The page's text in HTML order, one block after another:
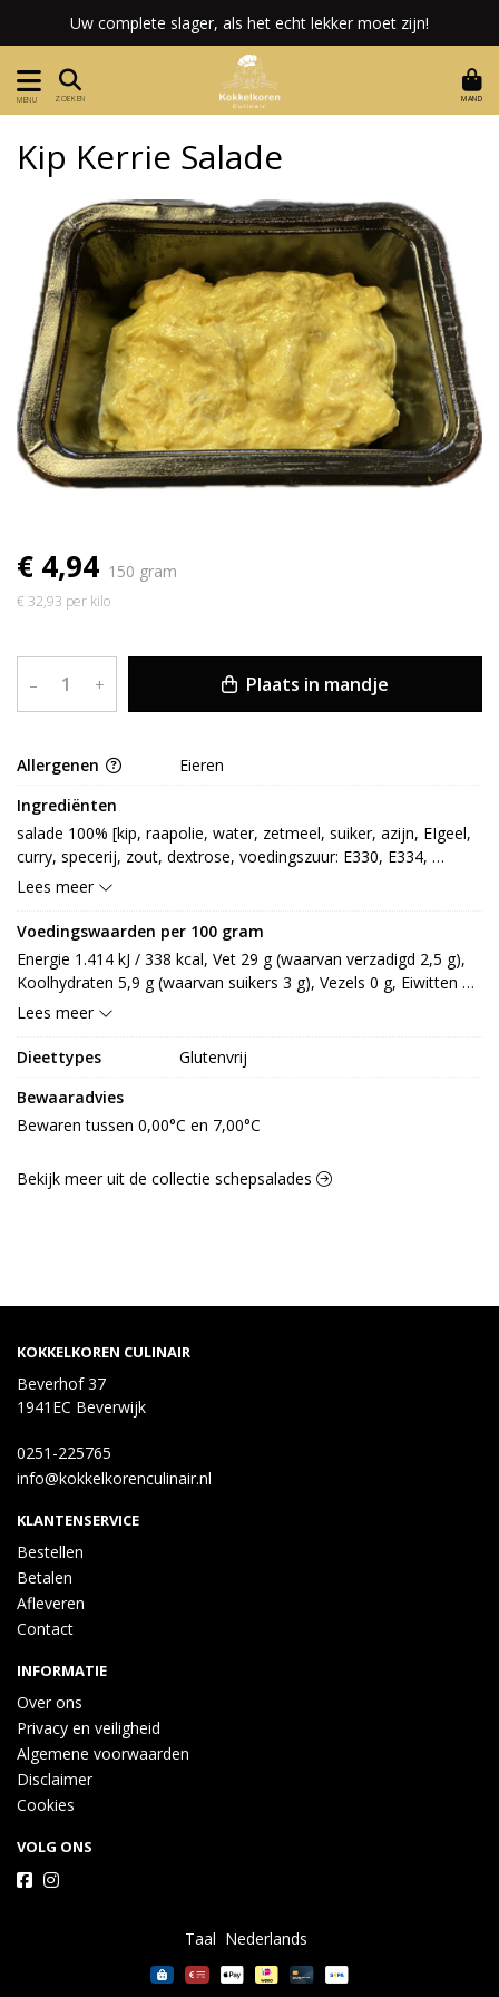
Uw complete slager, als het echt lekker moet zijn!
MENU ZOEKEN MAND
Kip Kerrie Salade
€ 4,94 150 gram
€ 32,93 per kilo
– + Plaats in mandje
Allergenen
Eieren
Ingrediënten
salade 100% [kip, raapolie, water, zetmeel, suiker, azijn, EIgeel,
curry, specerij, zout, dextrose, voedingszuur: E330, E334,
zuurteregelaar: E262, stabilisator: E410, E412, E415,
Lees meer
Voedingswaarden per 100 gram
Energie 1.414 kJ / 338 kcal, Vet 29 g (waarvan verzadigd 2,5 g),
Koolhydraten 5,9 g (waarvan suikers 3 g), Vezels 0 g, Eiwitten
12,7 g, Zout 0,7 g.
Lees meer
Dieettypes
Glutenvrij
Bewaaradvies
Bewaren tussen 0,00°C en 7,00°C
Bekijk meer uit de collectie schepsalades
KOKKELKOREN CULINAIR
Beverhof 37
1941EC Beverwijk
0251-225765
info@kokkelkorenculinair.nl
KLANTENSERVICE
Bestellen
Betalen
Afleveren
Contact
INFORMATIE
Over ons
Privacy en veiligheid
Algemene voorwaarden
Disclaimer
Cookies
VOLG ONS
Taal